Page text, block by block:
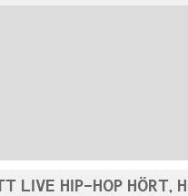
LIVE HIP-HOP HÖRT,